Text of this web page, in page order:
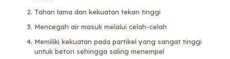
Tahan lama dan kekuatan tekan tinggi
Mencegah air masuk melalui celah-celah
Memiliki kekuatan pada partikel yang sangat tinggi
untuk beton sehingga saling menempel